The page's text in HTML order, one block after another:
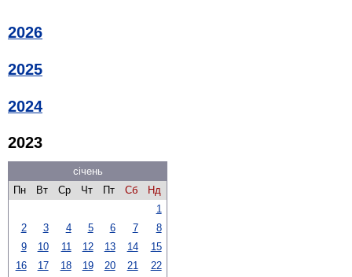
2026
2025
2024
2023
січень
Пн
Вт Ср Чт Пт Сб
Нд
1
2
3 4 5 6 7
8
9
10 11 12 13 14
15
16
17 18 19 20 21
22